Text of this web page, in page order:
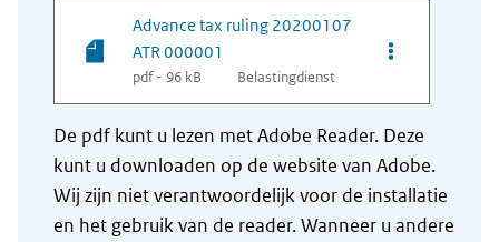
Advance tax ruling 20200107
ATR 000001
pdf - 96 kB Belastingdienst
Opties van
De pdf kunt u lezen met Adobe Reader. Deze
kunt u downloaden op de website van Adobe.
Wij zijn niet verantwoordelijk voor de installatie
en het gebruik van de reader. Wanneer u andere